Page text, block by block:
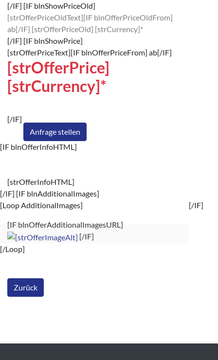
[/IF] [IF blnShowPriceOld]
[strOfferPriceOldText][IF blnOfferPriceOldFrom]
ab[/IF] [strOfferPriceOld] [strCurrency]*
[/IF] [IF blnShowPrice]
[strOfferPriceText][IF blnOfferPriceFrom] ab[/IF]
[strOfferPrice]
[strCurrency]*
[/IF]
Anfrage stellen
[IF blnOfferInfoHTML]
[strOfferInfoHTML]
[/IF] [IF blnAdditionalImages]
[Loop AdditionalImages]
[IF blnOfferAdditionalImagesURL]
[/IF]
[/Loop]
[/IF]
Zurück